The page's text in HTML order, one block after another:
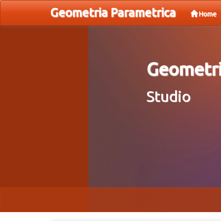
Geometria Parametrica Home
Studio